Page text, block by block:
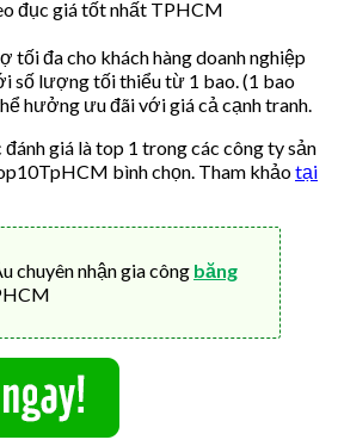
đục giá tốt nhất TPHCM
tối đa cho khách hàng doanh nghiệp
số lượng tối thiểu từ 1 bao. (1 bao
hưởng ưu đãi với giá cả cạnh tranh.
giá là top 1 trong các công ty sản
bình chọn. Tham khảotại
chuyên nhận gia công băng